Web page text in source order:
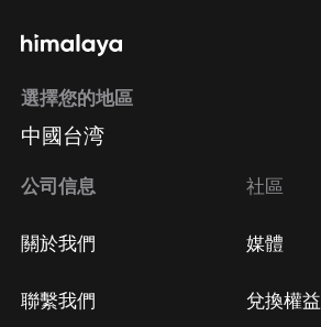
方法 Google Play取消訂閱方法
選擇您的地區
中國台湾
公司信息
關於我們
聯繫我們
社區
媒體
兌換權益